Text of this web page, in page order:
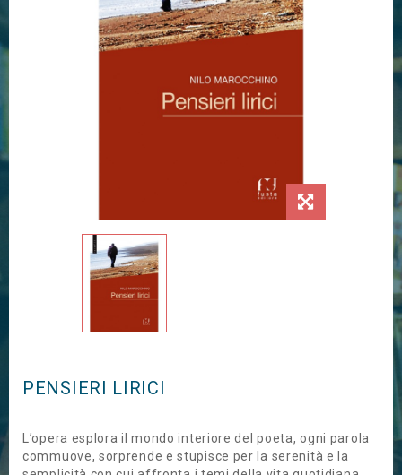
PENSIERI LIRICI
L’opera esplora il mondo interiore del poeta, ogni parola
commuove, sorprende e stupisce per la serenità e la